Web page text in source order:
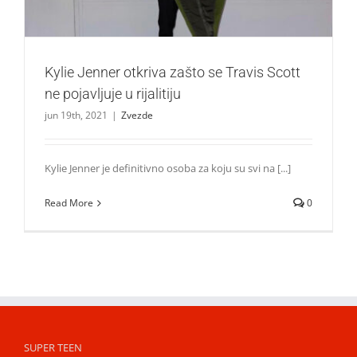
Kylie Jenner otkriva zašto se Travis Scott
ne pojavljuje u rijalitiju
jun 19th, 2021 | Zvezde
Kylie Jenner je definitivno osoba za koju su svi na [...]
Read More 0
SUPER TEEN